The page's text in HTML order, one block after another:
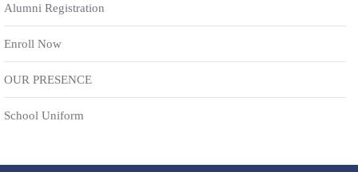
Alumni Registration
Enroll Now
OUR PRESENCE
School Uniform